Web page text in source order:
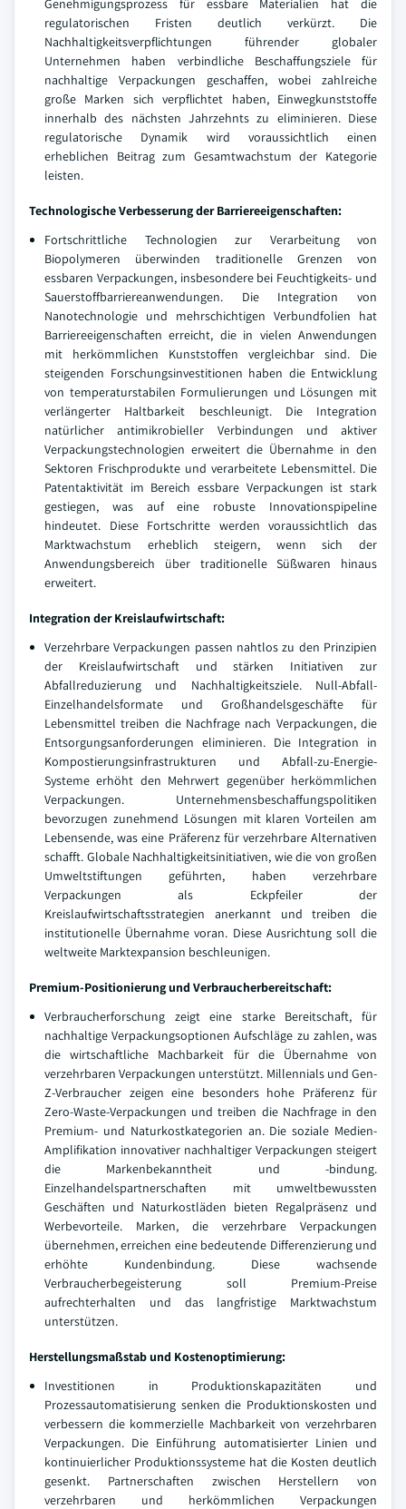
Genehmigungsprozess für essbare Materialien hat die
regulatorischen Fristen deutlich verkürzt. Die
Nachhaltigkeitsverpflichtungen führender globaler
Unternehmen haben verbindliche Beschaffungsziele für
nachhaltige Verpackungen geschaffen, wobei zahlreiche
große Marken sich verpflichtet haben, Einwegkunststoffe
innerhalb des nächsten Jahrzehnts zu eliminieren. Diese
regulatorische Dynamik wird voraussichtlich einen
erheblichen Beitrag zum Gesamtwachstum der Kategorie
leisten.
Technologische Verbesserung der Barriereeigenschaften:
Fortschrittliche Technologien zur Verarbeitung von
Biopolymeren überwinden traditionelle Grenzen von
essbaren Verpackungen, insbesondere bei Feuchtigkeits- und
Sauerstoffbarriereanwendungen. Die Integration von
Nanotechnologie und mehrschichtigen Verbundfolien hat
Barriereeigenschaften erreicht, die in vielen Anwendungen
mit herkömmlichen Kunststoffen vergleichbar sind. Die
steigenden Forschungsinvestitionen haben die Entwicklung
von temperaturstabilen Formulierungen und Lösungen mit
verlängerter Haltbarkeit beschleunigt. Die Integration
natürlicher antimikrobieller Verbindungen und aktiver
Verpackungstechnologien erweitert die Übernahme in den
Sektoren Frischprodukte und verarbeitete Lebensmittel. Die
Patentaktivität im Bereich essbare Verpackungen ist stark
gestiegen, was auf eine robuste Innovationspipeline
hindeutet. Diese Fortschritte werden voraussichtlich das
Marktwachstum erheblich steigern, wenn sich der
Anwendungsbereich über traditionelle Süßwaren hinaus
erweitert.
Integration der Kreislaufwirtschaft:
Verzehrbare Verpackungen passen nahtlos zu den Prinzipien
der Kreislaufwirtschaft und stärken Initiativen zur
Abfallreduzierung und Nachhaltigkeitsziele. Null-Abfall-
Einzelhandelsformate und Großhandelsgeschäfte für
Lebensmittel treiben die Nachfrage nach Verpackungen, die
Entsorgungsanforderungen eliminieren. Die Integration in
Kompostierungsinfrastrukturen und Abfall-zu-Energie-
Systeme erhöht den Mehrwert gegenüber herkömmlichen
Verpackungen. Unternehmensbeschaffungspolitiken
bevorzugen zunehmend Lösungen mit klaren Vorteilen am
Lebensende, was eine Präferenz für verzehrbare Alternativen
schafft. Globale Nachhaltigkeitsinitiativen, wie die von großen
Umweltstiftungen geführten, haben verzehrbare
Verpackungen als Eckpfeiler der
Kreislaufwirtschaftsstrategien anerkannt und treiben die
institutionelle Übernahme voran. Diese Ausrichtung soll die
weltweite Marktexpansion beschleunigen.
Premium-Positionierung und Verbraucherbereitschaft:
Verbraucherforschung zeigt eine starke Bereitschaft, für
nachhaltige Verpackungsoptionen Aufschläge zu zahlen, was
die wirtschaftliche Machbarkeit für die Übernahme von
verzehrbaren Verpackungen unterstützt. Millennials und Gen-
Z-Verbraucher zeigen eine besonders hohe Präferenz für
Zero-Waste-Verpackungen und treiben die Nachfrage in den
Premium- und Naturkostkategorien an. Die soziale Medien-
Amplifikation innovativer nachhaltiger Verpackungen steigert
die Markenbekanntheit und -bindung.
Einzelhandelspartnerschaften mit umweltbewussten
Geschäften und Naturkostläden bieten Regalpräsenz und
Werbevorteile. Marken, die verzehrbare Verpackungen
übernehmen, erreichen eine bedeutende Differenzierung und
erhöhte Kundenbindung. Diese wachsende
Verbraucherbegeisterung soll Premium-Preise
aufrechterhalten und das langfristige Marktwachstum
unterstützen.
Herstellungsmaßstab und Kostenoptimierung:
Investitionen in Produktionskapazitäten und
Prozessautomatisierung senken die Produktionskosten und
verbessern die kommerzielle Machbarkeit von verzehrbaren
Verpackungen. Die Einführung automatisierter Linien und
kontinuierlicher Produktionssysteme hat die Kosten deutlich
gesenkt. Partnerschaften zwischen Herstellern von
verzehrbaren und herkömmlichen Verpackungen